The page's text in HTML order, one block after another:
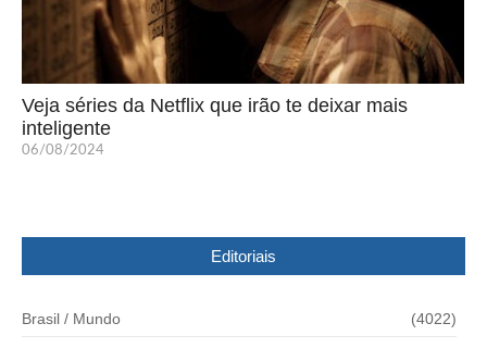
Veja séries da Netflix que irão te deixar mais
inteligente
06/08/2024
Editoriais
Brasil / Mundo (4022)